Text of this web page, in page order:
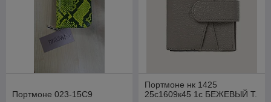
Портмоне 023-15C9
Портмоне нк 1425
25с1609к45 1с БЕЖЕВЫЙ Т.